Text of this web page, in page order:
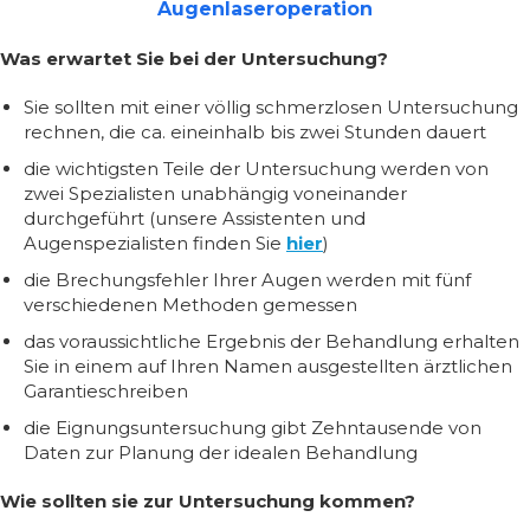
Augenlaseroperation
Was erwartet Sie bei der Untersuchung?
Sie sollten mit einer völlig schmerzlosen Untersuchung
rechnen, die ca. eineinhalb bis zwei Stunden dauert
die wichtigsten Teile der Untersuchung werden von
zwei Spezialisten unabhängig voneinander
durchgeführt (unsere Assistenten und
Augenspezialisten finden Sie hier)
die Brechungsfehler Ihrer Augen werden mit fünf
verschiedenen Methoden gemessen
das voraussichtliche Ergebnis der Behandlung erhalten
Sie in einem auf Ihren Namen ausgestellten ärztlichen
Garantieschreiben
die Eignungsuntersuchung gibt Zehntausende von
Daten zur Planung der idealen Behandlung
Wie sollten sie zur Untersuchung kommen?